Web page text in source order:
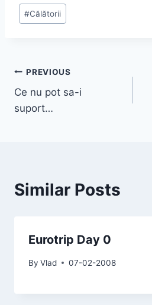
Post
Tags:
#Călătorii
Post
navigation
PREVIOUS
Ce nu pot sa-i
suport…
Similar Posts
Eurotrip Day 0
By Vlad 07-02-2008